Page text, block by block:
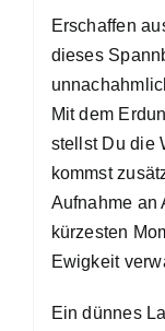
Erschaffen
dieses
Mit dem
stellst Du die
kommst
Aufnahme an
kürzesten
Ewigkeit
Ein dünnes